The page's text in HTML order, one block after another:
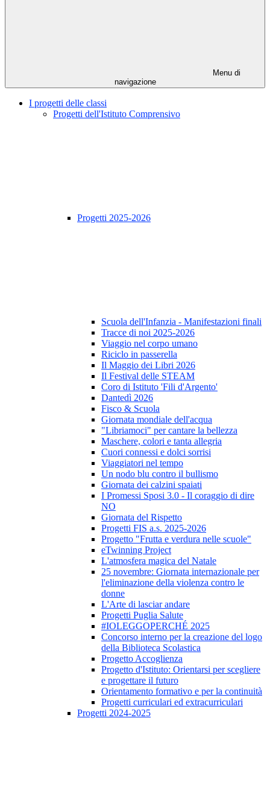
Menu di
navigazione
I progetti delle classi
Progetti dell'Istituto Comprensivo
Progetti 2025-2026
Scuola dell'Infanzia - Manifestazioni finali
Tracce di noi 2025-2026
Viaggio nel corpo umano
Riciclo in passerella
Il Maggio dei Libri 2026
Il Festival delle STEAM
Coro di Istituto 'Fili d'Argento'
Dantedì 2026
Fisco & Scuola
Giornata mondiale dell'acqua
"Libriamoci" per cantare la bellezza
Maschere, colori e tanta allegria
Cuori connessi e dolci sorrisi
Viaggiatori nel tempo
Un nodo blu contro il bullismo
Giornata dei calzini spaiati
I Promessi Sposi 3.0 - Il coraggio di dire
NO
Giornata del Rispetto
Progetti FIS a.s. 2025-2026
Progetto "Frutta e verdura nelle scuole"
eTwinning Project
L'atmosfera magica del Natale
25 novembre: Giornata internazionale per
l'eliminazione della violenza contro le
donne
L'Arte di lasciar andare
Progetti Puglia Salute
#IOLEGGOPERCHÉ 2025
Concorso interno per la creazione del logo
della Biblioteca Scolastica
Progetto Accoglienza
Progetto d'Istituto: Orientarsi per scegliere
e progettare il futuro
Orientamento formativo e per la continuità
Progetti curriculari ed extracurriculari
Progetti 2024-2025